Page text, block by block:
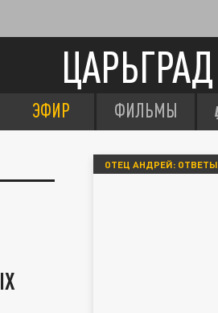
ЦАРЬГРАД
ЭФИР ФИЛЬМЫ
ОТЕЦ АНДРЕЙ: ОТВЕТЫ